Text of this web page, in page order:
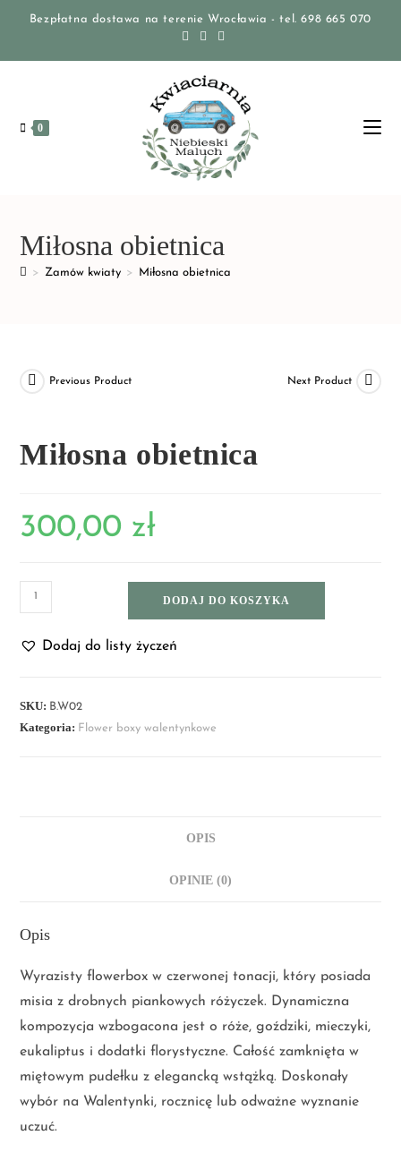
Bezpłatna dostawa na terenie Wrocławia - tel. 698 665 070
0
Miłosna obietnica
> Zamów kwiaty > Miłosna obietnica
Previous Product Next Product
Miłosna obietnica
300,00 zł
DODAJ DO KOSZYKA
Dodaj do listy życzeń
SKU: B.W02
Kategoria: Flower boxy walentynkowe
OPIS
OPINIE (0)
Opis
Wyrazisty flowerbox w czerwonej tonacji, który posiada
misia z drobnych piankowych różyczek. Dynamiczna
kompozycja wzbogacona jest o róże, goździki, mieczyki,
eukaliptus i dodatki florystyczne. Całość zamknięta w
miętowym pudełku z elegancką wstążką. Doskonały
wybór na Walentynki, rocznicę lub odważne wyznanie
uczuć.